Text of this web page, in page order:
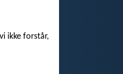
ikke forstår,